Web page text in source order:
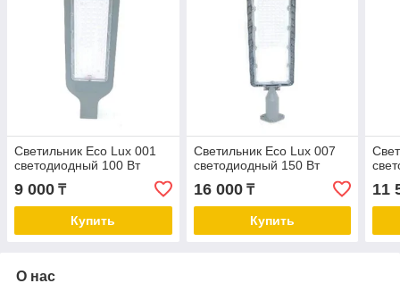
Светильник Eco Lux 001
светодиодный 100 Вт
9 000 ₸
Купить
Светильник Eco Lux 007
светодиодный 150 Вт
16 000₸
Купить
11
О нас